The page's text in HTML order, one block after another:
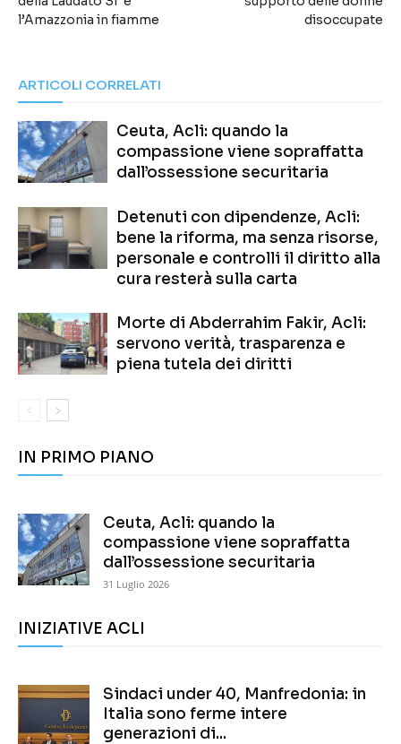
l’Amazzonia in fiamme
disoccupate
ARTICOLI CORRELATI
Ceuta, Acli: quando la
compassione viene sopraffatta
dall’ossessione securitaria
Detenuti con dipendenze, Acli:
bene la riforma, ma senza risorse,
personale e controlli il diritto alla
cura resterà sulla carta
Morte di Abderrahim Fakir, Acli:
servono verità, trasparenza e
piena tutela dei diritti
IN PRIMO PIANO
Ceuta, Acli: quando la
compassione viene sopraffatta
dall’ossessione securitaria
31 Luglio 2026
INIZIATIVE ACLI
Sindaci under 40, Manfredonia: in
Italia sono ferme intere
generazioni di...